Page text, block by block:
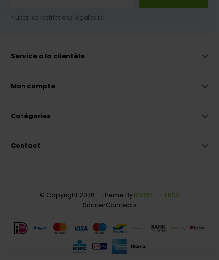
* Lisez les restrictions légales ici
Service à la clientèle
Mon compte
Catégories
Contact
© Copyright 2026 - Theme By DMWS - Fil RSS
SoccerConcepts